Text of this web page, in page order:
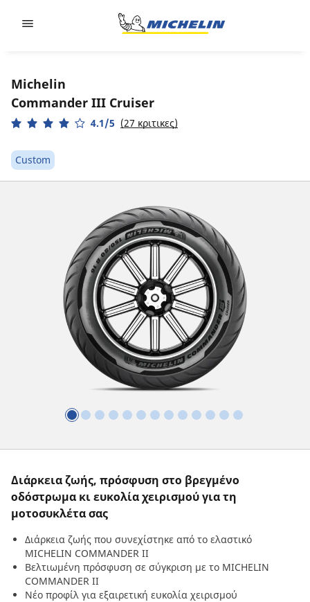
Michelin
Commander III Cruiser
4.1/5 (27 κριτικες)
Custom
Διάρκεια ζωής, πρόσφυση στο βρεγμένο
οδόστρωμα κι ευκολία χειρισμού για τη
μοτοσυκλέτα σας
Διάρκεια ζωής που συνεχίστηκε από το ελαστικό
MICHELIN COMMANDER II
Βελτιωμένη πρόσφυση σε σύγκριση με το MICHELIN
COMMANDER II
Νέο προφίλ για εξαιρετική ευκολία χειρισμού